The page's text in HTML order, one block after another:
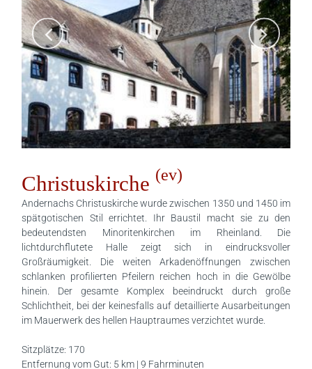
Christuskirche (ev)
Andernachs Christuskirche wurde zwischen 1350 und 1450 im
spätgotischen Stil errichtet. Ihr Baustil macht sie zu den
bedeutendsten Minoritenkirchen im Rheinland. Die
lichtdurchflutete Halle zeigt sich in eindrucksvoller
Großräumigkeit. Die weiten Arkadenöffnungen zwischen
schlanken profilierten Pfeilern reichen hoch in die Gewölbe
hinein. Der gesamte Komplex beeindruckt durch große
Schlichtheit, bei der keinesfalls auf detaillierte Ausarbeitungen
im Mauerwerk des hellen Hauptraumes verzichtet wurde.
Sitzplätze: 170
Entfernung vom Gut: 5 km | 9 Fahrminuten